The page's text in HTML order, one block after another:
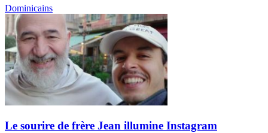
Dominicains
Le sourire de frère Jean illumine Instagram